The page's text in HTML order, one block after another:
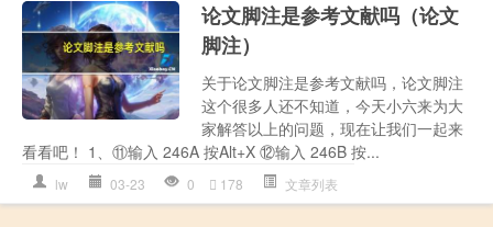
论文脚注是参考文献吗（论文
脚注）
关于论文脚注是参考文献吗，论文脚注
这个很多人还不知道，今天小六来为大
家解答以上的问题，现在让我们一起来
看看吧！ 1、⑪输入 246A 按Alt+X ⑫输入 246B 按...
lw 03-23 0 178 文章列表